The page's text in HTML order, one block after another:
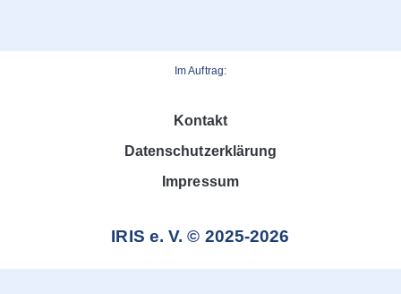
Im Auftrag:
Kontakt
Datenschutzerklärung
Impressum
IRIS e. V. © 2025-2026